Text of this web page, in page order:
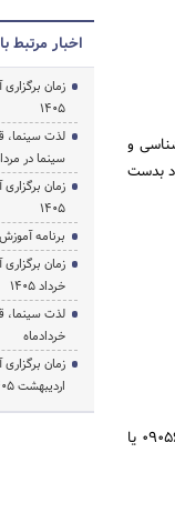
و
بدست
شما می توانید برای کسب اطلاعات بیشتر عبارت موسسه محمودی را در گوگل جستجو کنید یا با شماره 09056023199 یا
اخبار مرتبط
زمان
1405
لذت سینما،
سینما در
زمان
1405
برنامه آموزش
زمان
خرداد 1405
لذت سینما،
خردادماه
زمان
اردیبهشت 1405